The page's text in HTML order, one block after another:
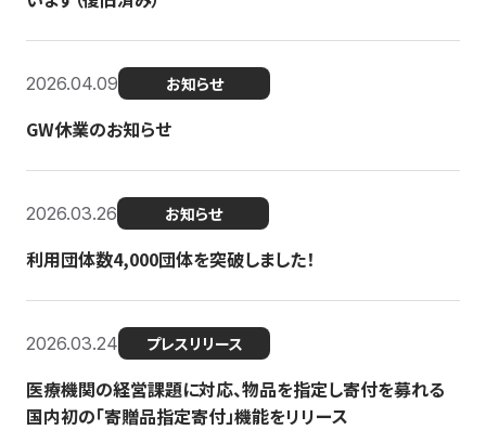
2026.04.09 お知らせ
GW休業のお知らせ
2026.03.26 お知らせ
利用団体数4,000団体を突破しました！
2026.03.24 プレスリリース
医療機関の経営課題に対応、物品を指定し寄付を募れる
国内初の「寄贈品指定寄付」機能をリリース